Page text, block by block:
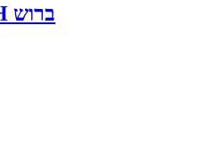
כיסוי לאופנוע BROSH ברוש